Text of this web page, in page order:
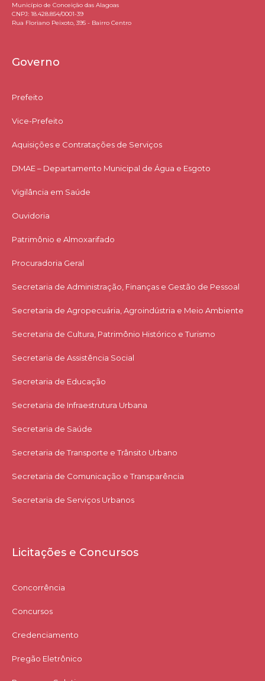
Município de Conceição das Alagoas
CNPJ: 18.428.854/0001-39
Rua Floriano Peixoto, 395 - Bairro Centro
Governo
Prefeito
Vice-Prefeito
Aquisições e Contratações de Serviços​
DMAE – Departamento Municipal de Água e Esgoto
Vigilância em Saúde
Ouvidoria
Patrimônio e Almoxarifado
Procuradoria Geral
Secretaria de Administração, Finanças e Gestão de Pessoal
Secretaria de Agropecuária, Agroindústria e Meio Ambiente
Secretaria de Cultura, Patrimônio Histórico e Turismo
Secretaria de Assistência Social
Secretaria de Educação
Secretaria de Infraestrutura Urbana
Secretaria de Saúde
Secretaria de Transporte e Trânsito Urbano
Secretaria de Comunicação e Transparência
Secretaria de Serviços Urbanos
Licitações e Concursos
Concorrência
Concursos
Credenciamento
Pregão Eletrônico